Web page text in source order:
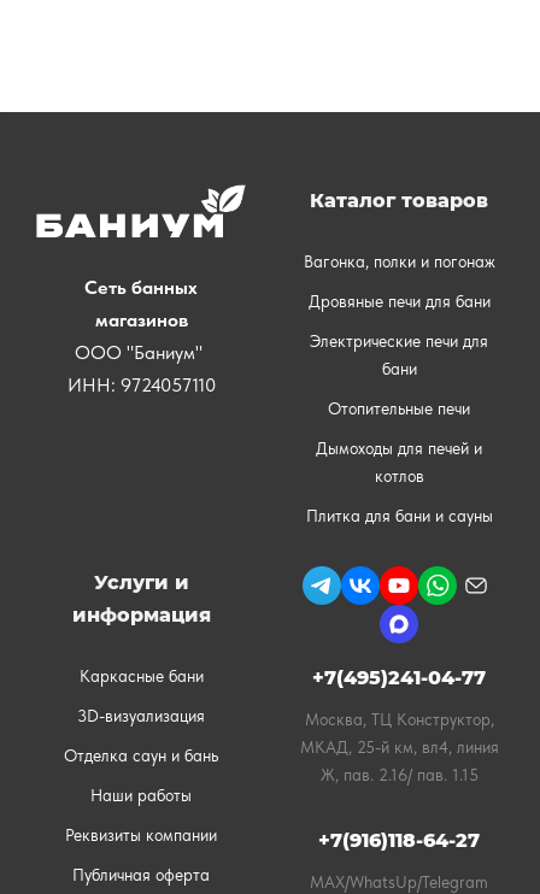
Сеть банных
магазинов
ООО "Баниум"
ИНН: 9724057110
Каталог товаров
Вагонка, полки и погонаж
Дровяные печи для бани
Электрические печи для
бани
Отопительные печи
Дымоходы для печей и
котлов
Плитка для бани и сауны
Услуги и
информация
Каркасные бани
3D-визуализация
Отделка саун и бань
Наши работы
Реквизиты компании
Публичная оферта
+7(495)241-04-77
Москва, ТЦ Конструктор,
МКАД, 25-й км, вл4, линия
Ж, пав. 2.16/ пав. 1.15
+7(916)118-64-27
MAX/WhatsUp/Telegram